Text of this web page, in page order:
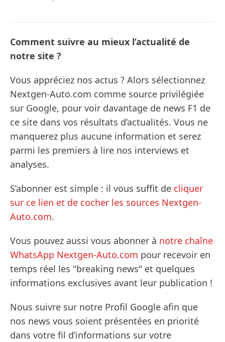
Comment suivre au mieux l’actualité de
notre site ?
Vous appréciez nos actus ? Alors sélectionnez
Nextgen-Auto.com comme source privilégiée
sur Google, pour voir davantage de news F1 de
ce site dans vos résultats d’actualités. Vous ne
manquerez plus aucune information et serez
parmi les premiers à lire nos interviews et
analyses.
S’abonner est simple : il vous suffit de cliquer
sur ce lien et de cocher les sources Nextgen-
Auto.com.
Vous pouvez aussi vous abonner à notre chaîne
WhatsApp Nextgen-Auto.com pour recevoir en
temps réel les "breaking news" et quelques
informations exclusives avant leur publication !
Nous suivre sur notre Profil Google afin que
nos news vous soient présentées en priorité
dans votre fil d’informations sur votre